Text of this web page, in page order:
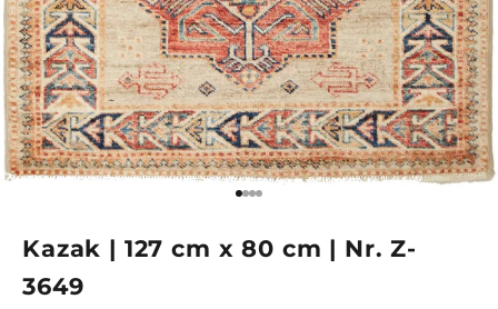
Go to item 1
Go to item 2
Go to item 3
Go to item 4
Kazak | 127 cm x 80 cm | Nr. Z-
3649